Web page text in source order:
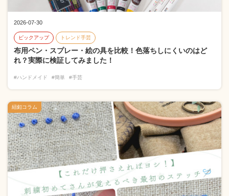
2026-07-30
ピックアップ トレンド手芸
布用ペン・スプレー・絵の具を比較！色落ちしにくいのはど
れ？実際に検証してみました！
#ハンドメイド #簡単 #手芸
紐釦コラム